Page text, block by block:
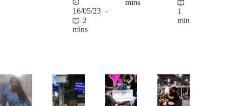
16/05/23
2
mins
mins
1
min